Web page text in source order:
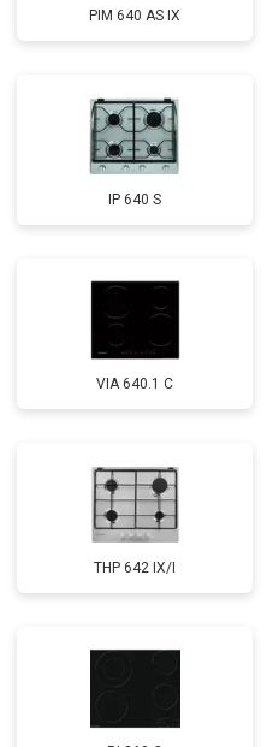
PIM 640 AS IX
IP 640 S
VIA 640.1 C
THP 642 IX/I